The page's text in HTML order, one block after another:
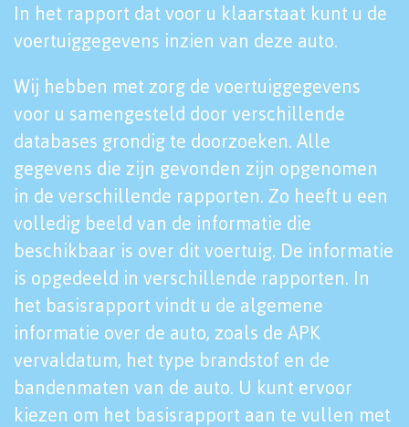
In het rapport dat voor u klaarstaat kunt u de
voertuiggegevens inzien van deze auto.
Wij hebben met zorg de voertuiggegevens
voor u samengesteld door verschillende
databases grondig te doorzoeken. Alle
gegevens die zijn gevonden zijn opgenomen
in de verschillende rapporten. Zo heeft u een
volledig beeld van de informatie die
beschikbaar is over dit voertuig. De informatie
is opgedeeld in verschillende rapporten. In
het basisrapport vindt u de algemene
informatie over de auto, zoals de APK
vervaldatum, het type brandstof en de
bandenmaten van de auto. U kunt ervoor
kiezen om het basisrapport aan te vullen met